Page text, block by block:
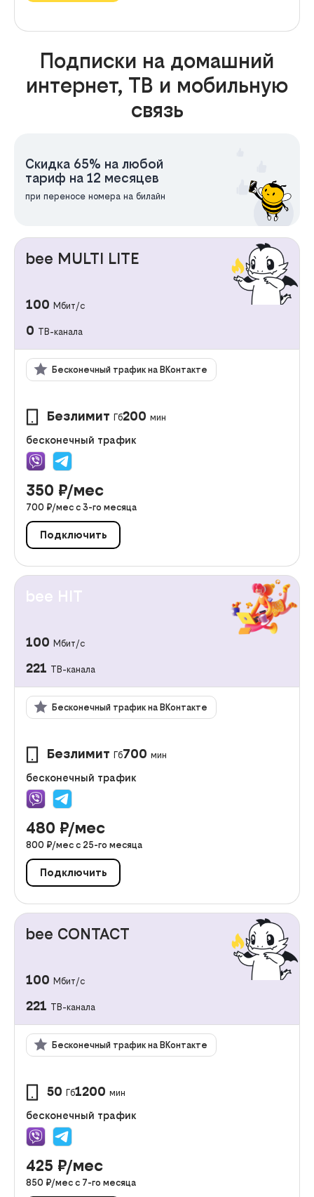
Подписки на домашний
интернет, ТВ и мобильную
связь
Скидка 65% на любой
тариф на 12 месяцев
при переносе номера на билайн
bee MULTI LITE
100 Мбит/с
0 ТВ-канала
Бесконечный трафик на ВКонтакте
Безлимит Гб200 мин
бесконечный трафик
350 ₽/мес
700 ₽/мес с 3-го месяца
Подключить
bee HIT
100 Мбит/с
221 ТВ-канала
Бесконечный трафик на ВКонтакте
Безлимит Гб700 мин
бесконечный трафик
480 ₽/мес
800 ₽/мес с 25-го месяца
Подключить
bee CONTACT
100 Мбит/с
221 ТВ-канала
Бесконечный трафик на ВКонтакте
50 Гб1200 мин
бесконечный трафик
425 ₽/мес
850 ₽/мес с 7-го месяца